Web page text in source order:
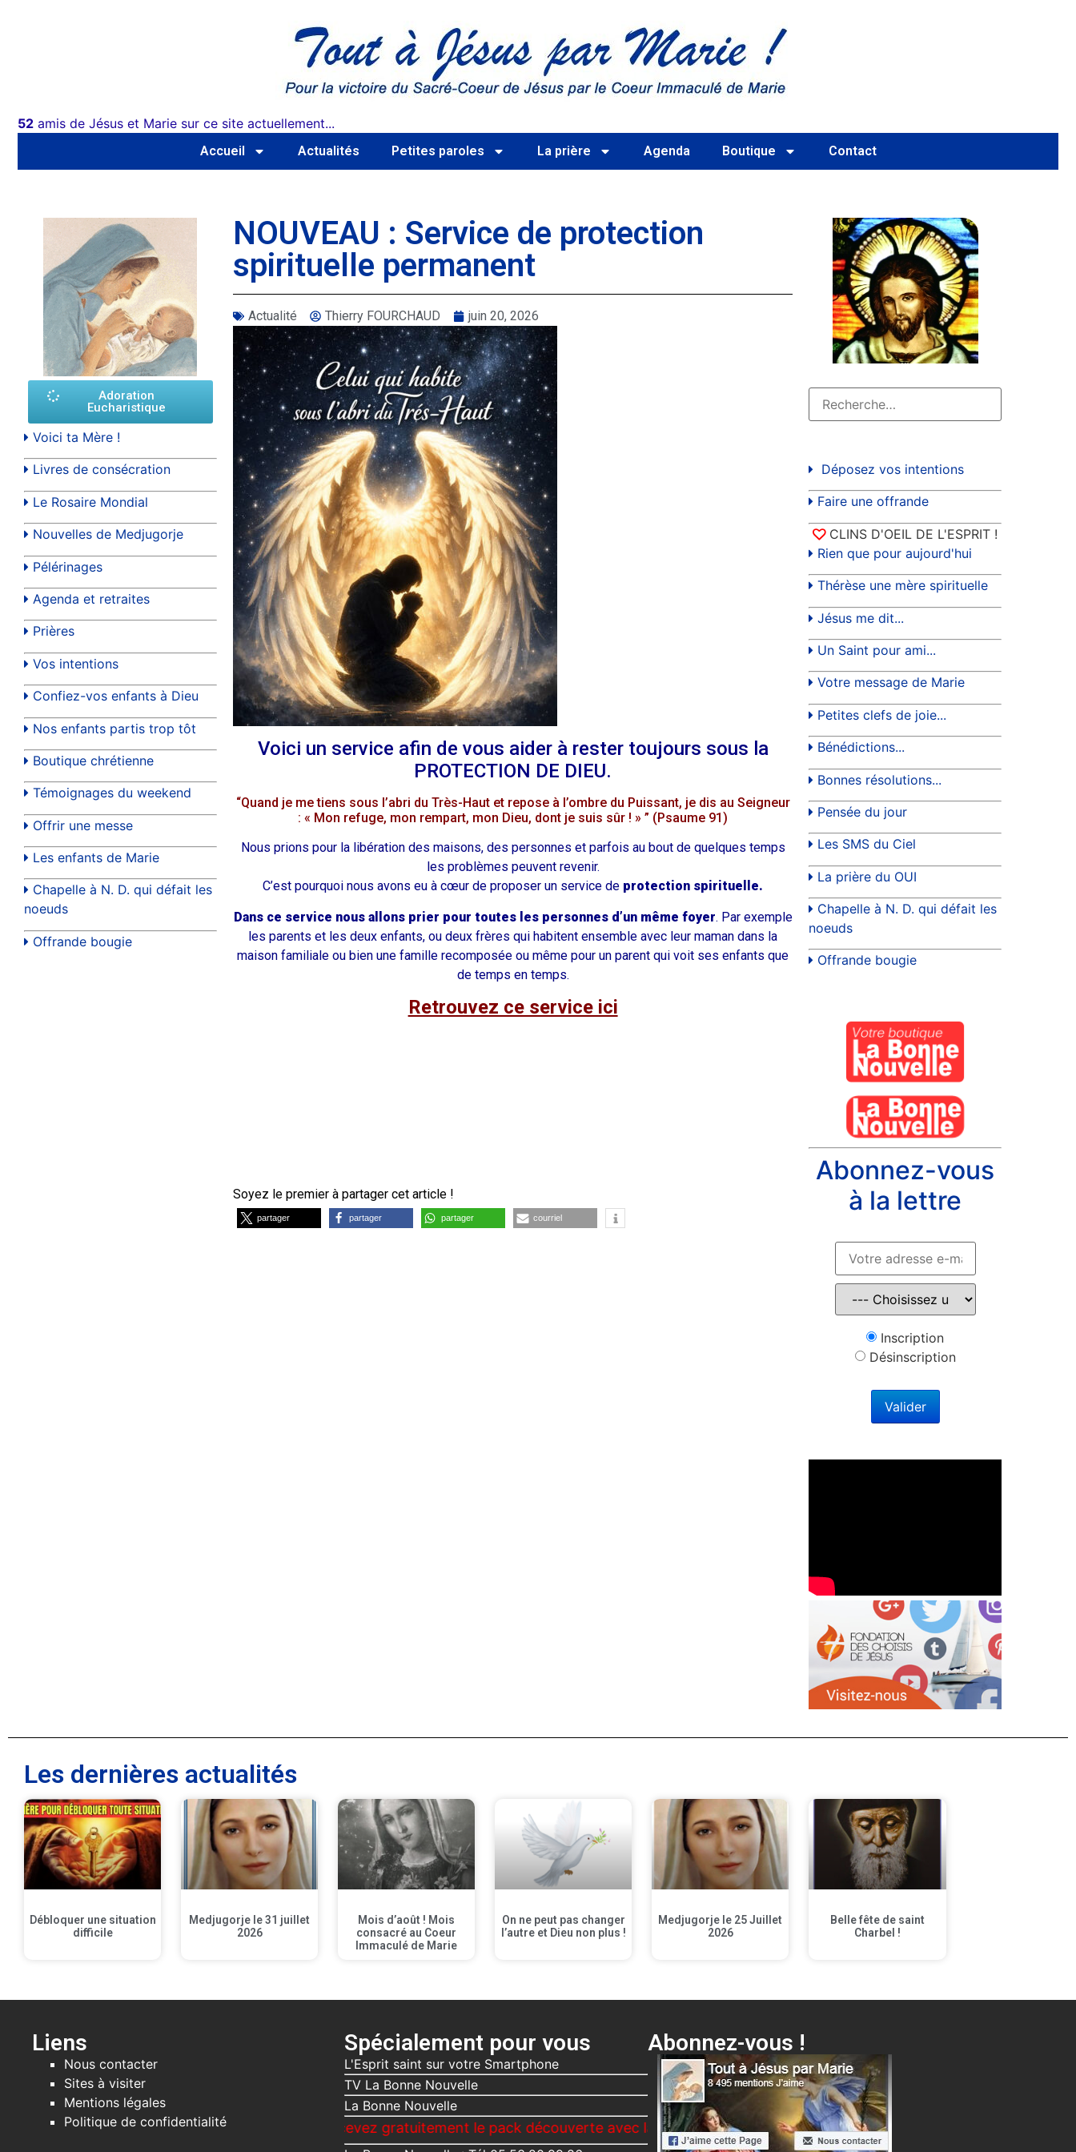
52 amis de Jésus et Marie sur ce site actuellement...
Accueil Actualités Petites paroles La prière Agenda Boutique Contact
Adoration
Eucharistique
Voici ta Mère !
Livres de consécration
Le Rosaire Mondial
Nouvelles de Medjugorje
Pélérinages
Agenda et retraites
Prières
Vos intentions
Confiez-vos enfants à Dieu
Nos enfants partis trop tôt
Boutique chrétienne
Témoignages du weekend
Offrir une messe
Les enfants de Marie
Chapelle à N. D. qui défait les
noeuds
Offrande bougie
NOUVEAU : Service de protection
spirituelle permanent
Actualité Thierry FOURCHAUD juin 20, 2026
Voici un service afin de vous aider à rester toujours sous la
PROTECTION DE DIEU.
“Quand je me tiens sous l’abri du Très-Haut et repose à l’ombre du Puissant, je dis au Seigneur
: « Mon refuge, mon rempart, mon Dieu, dont je suis sûr ! » ” (Psaume 91)
Nous prions pour la libération des maisons, des personnes et parfois au bout de quelques temps
les problèmes peuvent revenir.
C’est pourquoi nous avons eu à cœur de proposer un service de protection spirituelle.
Dans ce service nous allons prier pour toutes les personnes d’un même foyer. Par exemple
les parents et les deux enfants, ou deux frères qui habitent ensemble avec leur maman dans la
maison familiale ou bien une famille recomposée ou même pour un parent qui voit ses enfants que
de temps en temps.
Retrouvez ce service ici
Soyez le premier à partager cet article !
partager partager partager courriel
Déposez vos intentions
Faire une offrande
CLINS D'OEIL DE L'ESPRIT !
Rien que pour aujourd'hui
Thérèse une mère spirituelle
Jésus me dit...
Un Saint pour ami...
Votre message de Marie
Petites clefs de joie...
Bénédictions...
Bonnes résolutions...
Pensée du jour
Les SMS du Ciel
La prière du OUI
Chapelle à N. D. qui défait les
noeuds
Offrande bougie
Abonnez-vous
à la lettre
Inscription
Désinscription
Les dernières actualités
Débloquer une situation
difficile
Medjugorje le 31 juillet
2026
Mois d’août ! Mois
consacré au Coeur
Immaculé de Marie
On ne peut pas changer
l’autre et Dieu non plus !
Medjugorje le 25 Juillet
2026
Belle fête de saint
Charbel !
Liens
Nous contacter
Sites à visiter
Mentions légales
Politique de confidentialité
Spécialement pour vous
L'Esprit saint sur votre Smartphone
TV La Bonne Nouvelle
La Bonne Nouvelle
Recevez gratuitement le pack découverte avec la Bonne Nouvelle, Le Voici ta Mère + différentes surprises…
Abonnez-vous !